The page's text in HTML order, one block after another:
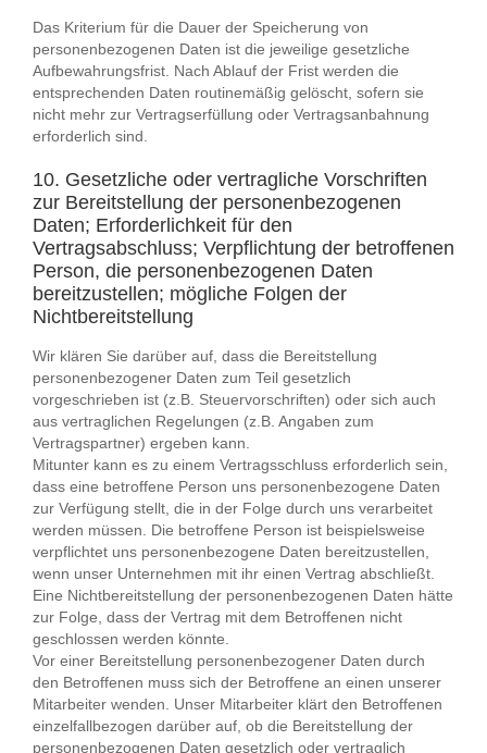
Das Kriterium für die Dauer der Speicherung von
personenbezogenen Daten ist die jeweilige gesetzliche
Aufbewahrungsfrist. Nach Ablauf der Frist werden die
entsprechenden Daten routinemäßig gelöscht, sofern sie
nicht mehr zur Vertragserfüllung oder Vertragsanbahnung
erforderlich sind.
10. Gesetzliche oder vertragliche Vorschriften
zur Bereitstellung der personenbezogenen
Daten; Erforderlichkeit für den
Vertragsabschluss; Verpflichtung der betroffenen
Person, die personenbezogenen Daten
bereitzustellen; mögliche Folgen der
Nichtbereitstellung
Wir klären Sie darüber auf, dass die Bereitstellung
personenbezogener Daten zum Teil gesetzlich
vorgeschrieben ist (z.B. Steuervorschriften) oder sich auch
aus vertraglichen Regelungen (z.B. Angaben zum
Vertragspartner) ergeben kann.
Mitunter kann es zu einem Vertragsschluss erforderlich sein,
dass eine betroffene Person uns personenbezogene Daten
zur Verfügung stellt, die in der Folge durch uns verarbeitet
werden müssen. Die betroffene Person ist beispielsweise
verpflichtet uns personenbezogene Daten bereitzustellen,
wenn unser Unternehmen mit ihr einen Vertrag abschließt.
Eine Nichtbereitstellung der personenbezogenen Daten hätte
zur Folge, dass der Vertrag mit dem Betroffenen nicht
geschlossen werden könnte.
Vor einer Bereitstellung personenbezogener Daten durch
den Betroffenen muss sich der Betroffene an einen unserer
Mitarbeiter wenden. Unser Mitarbeiter klärt den Betroffenen
einzelfallbezogen darüber auf, ob die Bereitstellung der
personenbezogenen Daten gesetzlich oder vertraglich
© 2025noput engineering GmbH | All rights
reserved
Impressum Kontakt